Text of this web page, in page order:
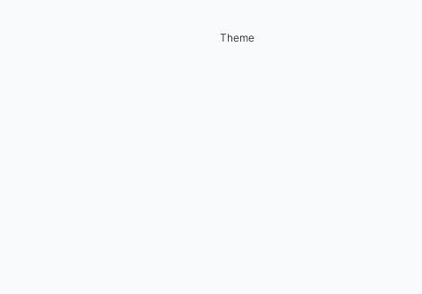
Theme